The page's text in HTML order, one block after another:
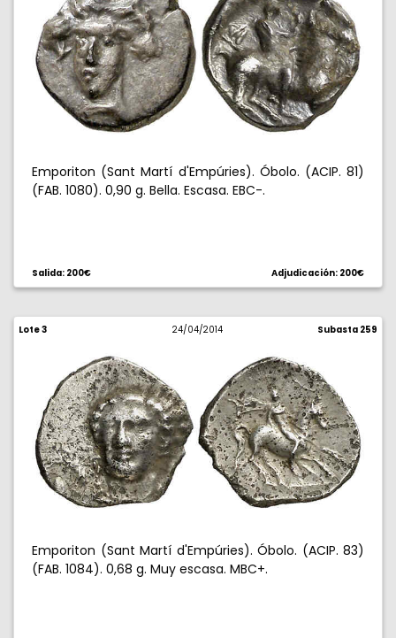
Emporiton (Sant Martí d'Empúries). Óbolo. (ACIP. 81)
(FAB. 1080). 0,90 g. Bella. Escasa. EBC-.
Salida: 200€ Adjudicación: 200€
Lote 3 24/04/2014 Subasta 259
Emporiton (Sant Martí d'Empúries). Óbolo. (ACIP. 83)
(FAB. 1084). 0,68 g. Muy escasa. MBC+.